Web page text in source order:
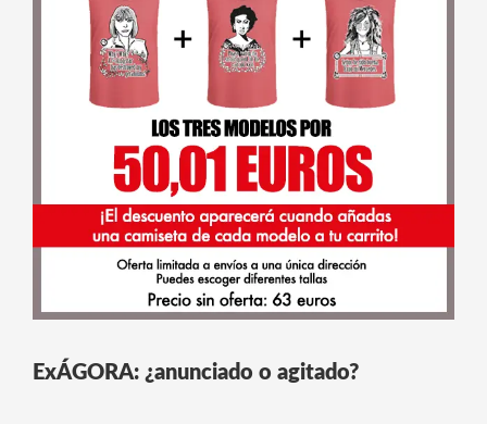
ExÁGORA: ¿anunciado o agitado?